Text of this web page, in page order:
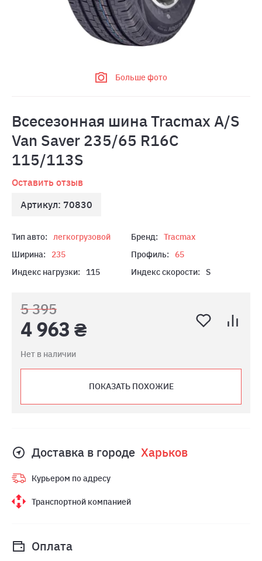
Больше фото
Всесезонная шина Tracmax A/S
Van Saver 235/65 R16C
115/113S
Оставить отзыв
Артикул: 70830
Тип авто: легкогрузовой Бренд:
Tracmax
Ширина:
235 Профиль:
65
Индекс нагрузки:
115 Индекс скорости: S
5 395
4 963 ₴
Нет в наличии
ПОКАЗАТЬ ПОХОЖИЕ
Доставка в городе Харьков
Курьером по адресу
Транспортной компанией
Оплата